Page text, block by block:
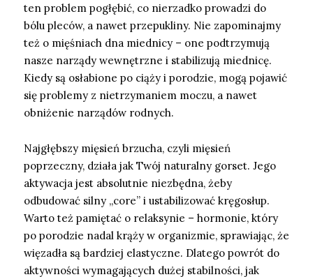
ten problem pogłębić, co nierzadko prowadzi do
bólu pleców, a nawet przepukliny. Nie zapominajmy
też o mięśniach dna miednicy – one podtrzymują
nasze narządy wewnętrzne i stabilizują miednicę.
Kiedy są osłabione po ciąży i porodzie, mogą pojawić
się problemy z nietrzymaniem moczu, a nawet
obniżenie narządów rodnych.
Najgłębszy mięsień brzucha, czyli mięsień
poprzeczny, działa jak Twój naturalny gorset. Jego
aktywacja jest absolutnie niezbędna, żeby
odbudować silny „core” i ustabilizować kręgosłup.
Warto też pamiętać o relaksynie – hormonie, który
po porodzie nadal krąży w organizmie, sprawiając, że
więzadła są bardziej elastyczne. Dlatego powrót do
aktywności wymagających dużej stabilności, jak